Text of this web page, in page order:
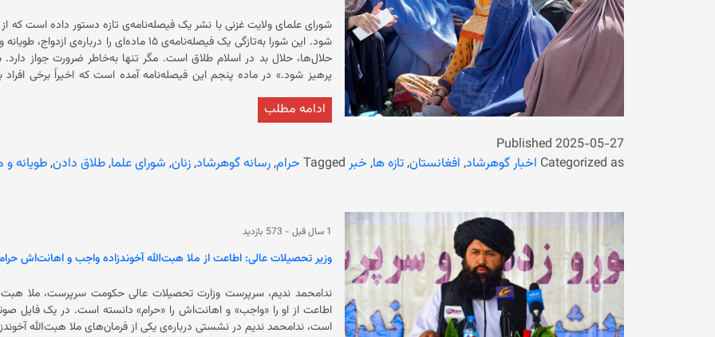
اجازه‌ی چنین کاری می‌دهد، دیوث خوانده و گفته است: «کسی که نسبت
باشد و آنان را در برابر دیدگان مردم به نمایش بگذارد چنین شخص در
شورای علمای ولایت غزنی با نشر یک فیصله‌نامه‌ی تازه دستور داده است که
شود. این شورا به‌تازگی یک فیصله‌نامه‌ی ۱۵
حلال‌ها، حلال بد در اسلام طلاق است. مگر تنها به‌خاطر ضرورت جواز
پرهیز شود.» در ماده پنجم این فیصله‌نامه آمده است که اخیراً
ادامه مطلب
Published 2025-05-27
Categorized as اخبار گوهرشاد, افغانستان,تازه ها, خبر Tagged حرام,رسانه گوهرشاد,زنان, شورای علما,طلاق دادن,طویانه و
1 سال قبل - 573 بازدید
وزیر تحصیلات عالی: اطاعت از ملا هبت‌الله آخوندزاده واجب و اهانت‌اش
ندامحمد ندیم، سرپرست وزارت تحصیلات عالی حکومت سرپرست، ملا
اطاعت از او را «واجب» و
است، ندامحمد ندیم در نشستی درباره‌ی یکی از فرمان‌های ملا هبت‌الله